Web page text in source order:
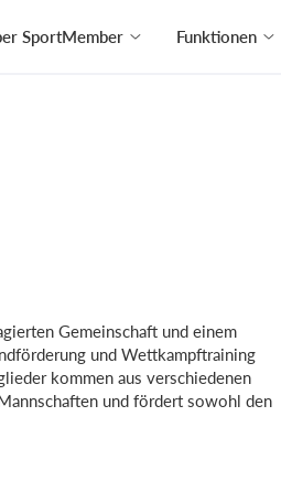
SportMember Funktionen
Gemeinschaft und einem
und Wettkampftraining
kommen aus verschiedenen
und fördert sowohl den